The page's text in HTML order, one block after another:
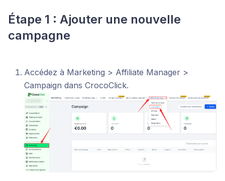
Étape 1 : Ajouter une nouvelle
campagne
Accédez à Marketing > Affiliate Manager >
Campaign dans CrocoClick.